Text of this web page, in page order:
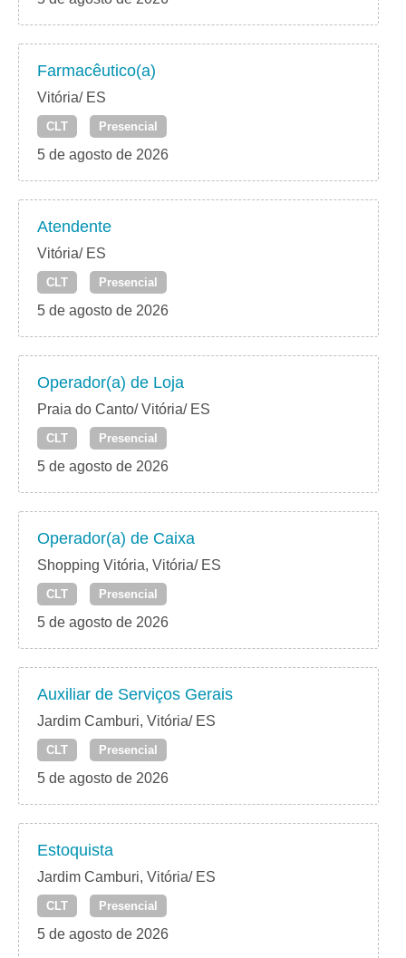
Farmacêutico(a)
Vitória/ ES
CLT Presencial
5 de agosto de 2026
Atendente
Vitória/ ES
CLT Presencial
5 de agosto de 2026
Operador(a) de Loja
Praia do Canto/ Vitória/ ES
CLT Presencial
5 de agosto de 2026
Operador(a) de Caixa
Shopping Vitória, Vitória/ ES
CLT Presencial
5 de agosto de 2026
Auxiliar de Serviços Gerais
Jardim Camburi, Vitória/ ES
CLT Presencial
5 de agosto de 2026
Estoquista
Jardim Camburi, Vitória/ ES
CLT Presencial
5 de agosto de 2026